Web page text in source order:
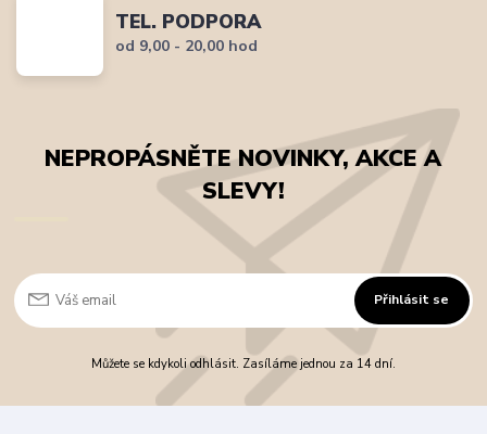
TEL. PODPORA
od 9,00 - 20,00 hod
NEPROPÁSNĚTE NOVINKY, AKCE A
SLEVY!
Přihlásit se
Můžete se kdykoli odhlásit. Zasíláme jednou za 14 dní.